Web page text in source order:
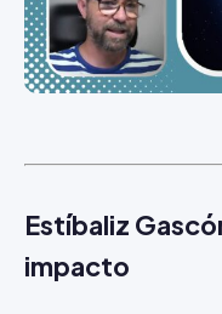
Estíbaliz
impacto